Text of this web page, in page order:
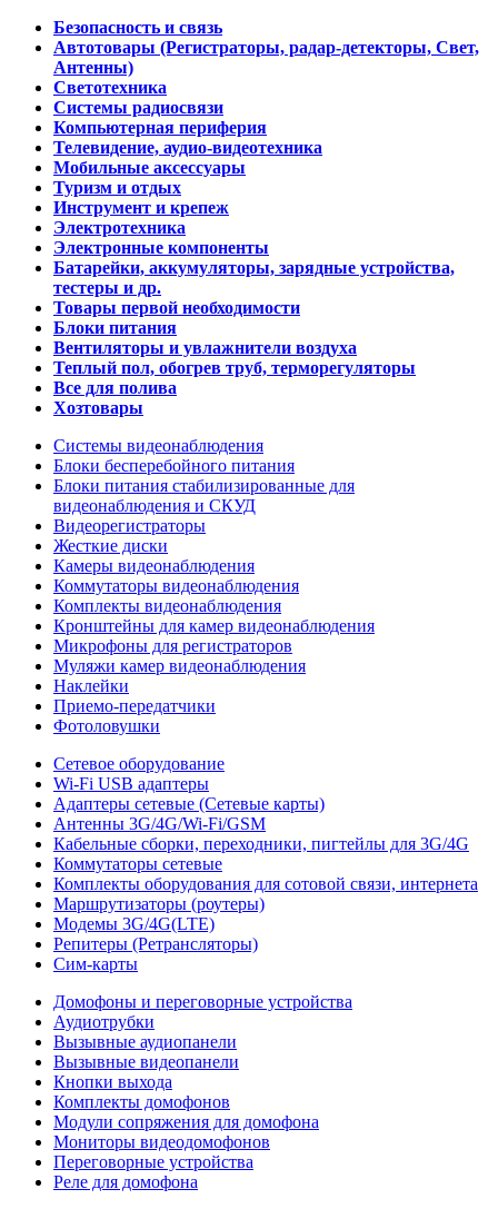
Безопасность и связь
Автотовары (Регистраторы, радар-детекторы, Свет,
Антенны)
Светотехника
Системы радиосвязи
Компьютерная периферия
Телевидение, аудио-видеотехника
Мобильные аксессуары
Туризм и отдых
Инструмент и крепеж
Электротехника
Электронные компоненты
Батарейки, аккумуляторы, зарядные устройства,
тестеры и др.
Товары первой необходимости
Блоки питания
Вентиляторы и увлажнители воздуха
Теплый пол, обогрев труб, терморегуляторы
Все для полива
Хозтовары
Системы видеонаблюдения
Блоки бесперебойного питания
Блоки питания стабилизированные для
видеонаблюдения и СКУД
Видеорегистраторы
Жесткие диски
Камеры видеонаблюдения
Коммутаторы видеонаблюдения
Комплекты видеонаблюдения
Кронштейны для камер видеонаблюдения
Микрофоны для регистраторов
Муляжи камер видеонаблюдения
Наклейки
Приемо-передатчики
Фотоловушки
Сетевое оборудование
Wi-Fi USB адаптеры
Адаптеры сетевые (Сетевые карты)
Антенны 3G/4G/Wi-Fi/GSM
Кабельные сборки, переходники, пигтейлы для 3G/4G
Коммутаторы сетевые
Комплекты оборудования для сотовой связи, интернета
Маршрутизаторы (роутеры)
Модемы 3G/4G(LTE)
Репитеры (Ретрансляторы)
Сим-карты
Домофоны и переговорные устройства
Аудиотрубки
Вызывные аудиопанели
Вызывные видеопанели
Кнопки выхода
Комплекты домофонов
Модули сопряжения для домофона
Мониторы видеодомофонов
Переговорные устройства
Реле для домофона